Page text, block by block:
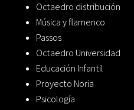
Octaedro distribución
Música y flamenco
Passos
Octaedro Universidad
Educación Infantil
Proyecto Noria
Psicología